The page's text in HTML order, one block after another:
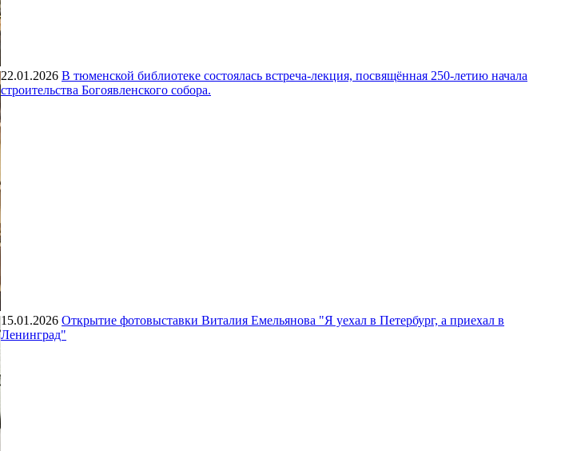
22.01.2026 В тюменской библиотеке состоялась встреча-лекция, посвящённая 250-летию начала
строительства Богоявленского собора.
15.01.2026 Открытие фотовыставки Виталия Емельянова "Я уехал в Петербург, а приехал в
Ленинград"